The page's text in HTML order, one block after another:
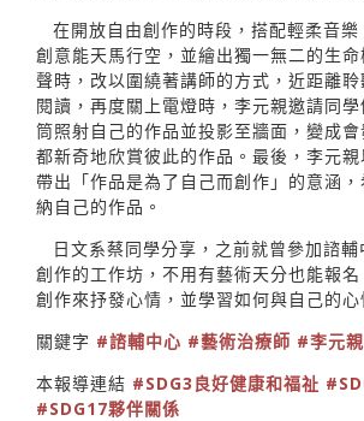
在開放自由創作的時段，搭配輕柔音樂
創意能天馬行空，並繪出獨一無二的生
聲時，改以圍繞著講師的方式，近距離
閱讀，再度關上電燈時，李元親邀請同
筒照射自己的作品並投影至牆面，變成
都新奇地欣賞彼此的作品。最後，李元親
帶出「作品是為了自己而創作」的意涵
納自己的作品。
日文系蔡同學分享，之前就曾參加諮
創作的工作坊，不用有藝術天分也能報
創作來抒發心情，並學習如何與自己的心
關鍵字 #諮輔中心 #藝術治療師 #李元親
本報導連結 #SDG3良好健康和福祉
#SDG17夥伴關係